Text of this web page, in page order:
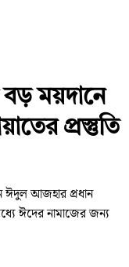
ময়দানে
প্রস্তুতি
ঈদুল আজহার প্রধান
ঈদের নামাজের জন্য